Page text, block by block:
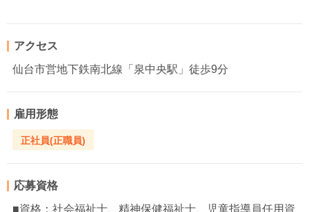
アクセス
仙台市営地下鉄南北線「泉中央駅」徒歩9分
雇用形態
正社員(正職員)
応募資格
■資格：社会福祉士、精神保健福祉士、児童指導員任用資